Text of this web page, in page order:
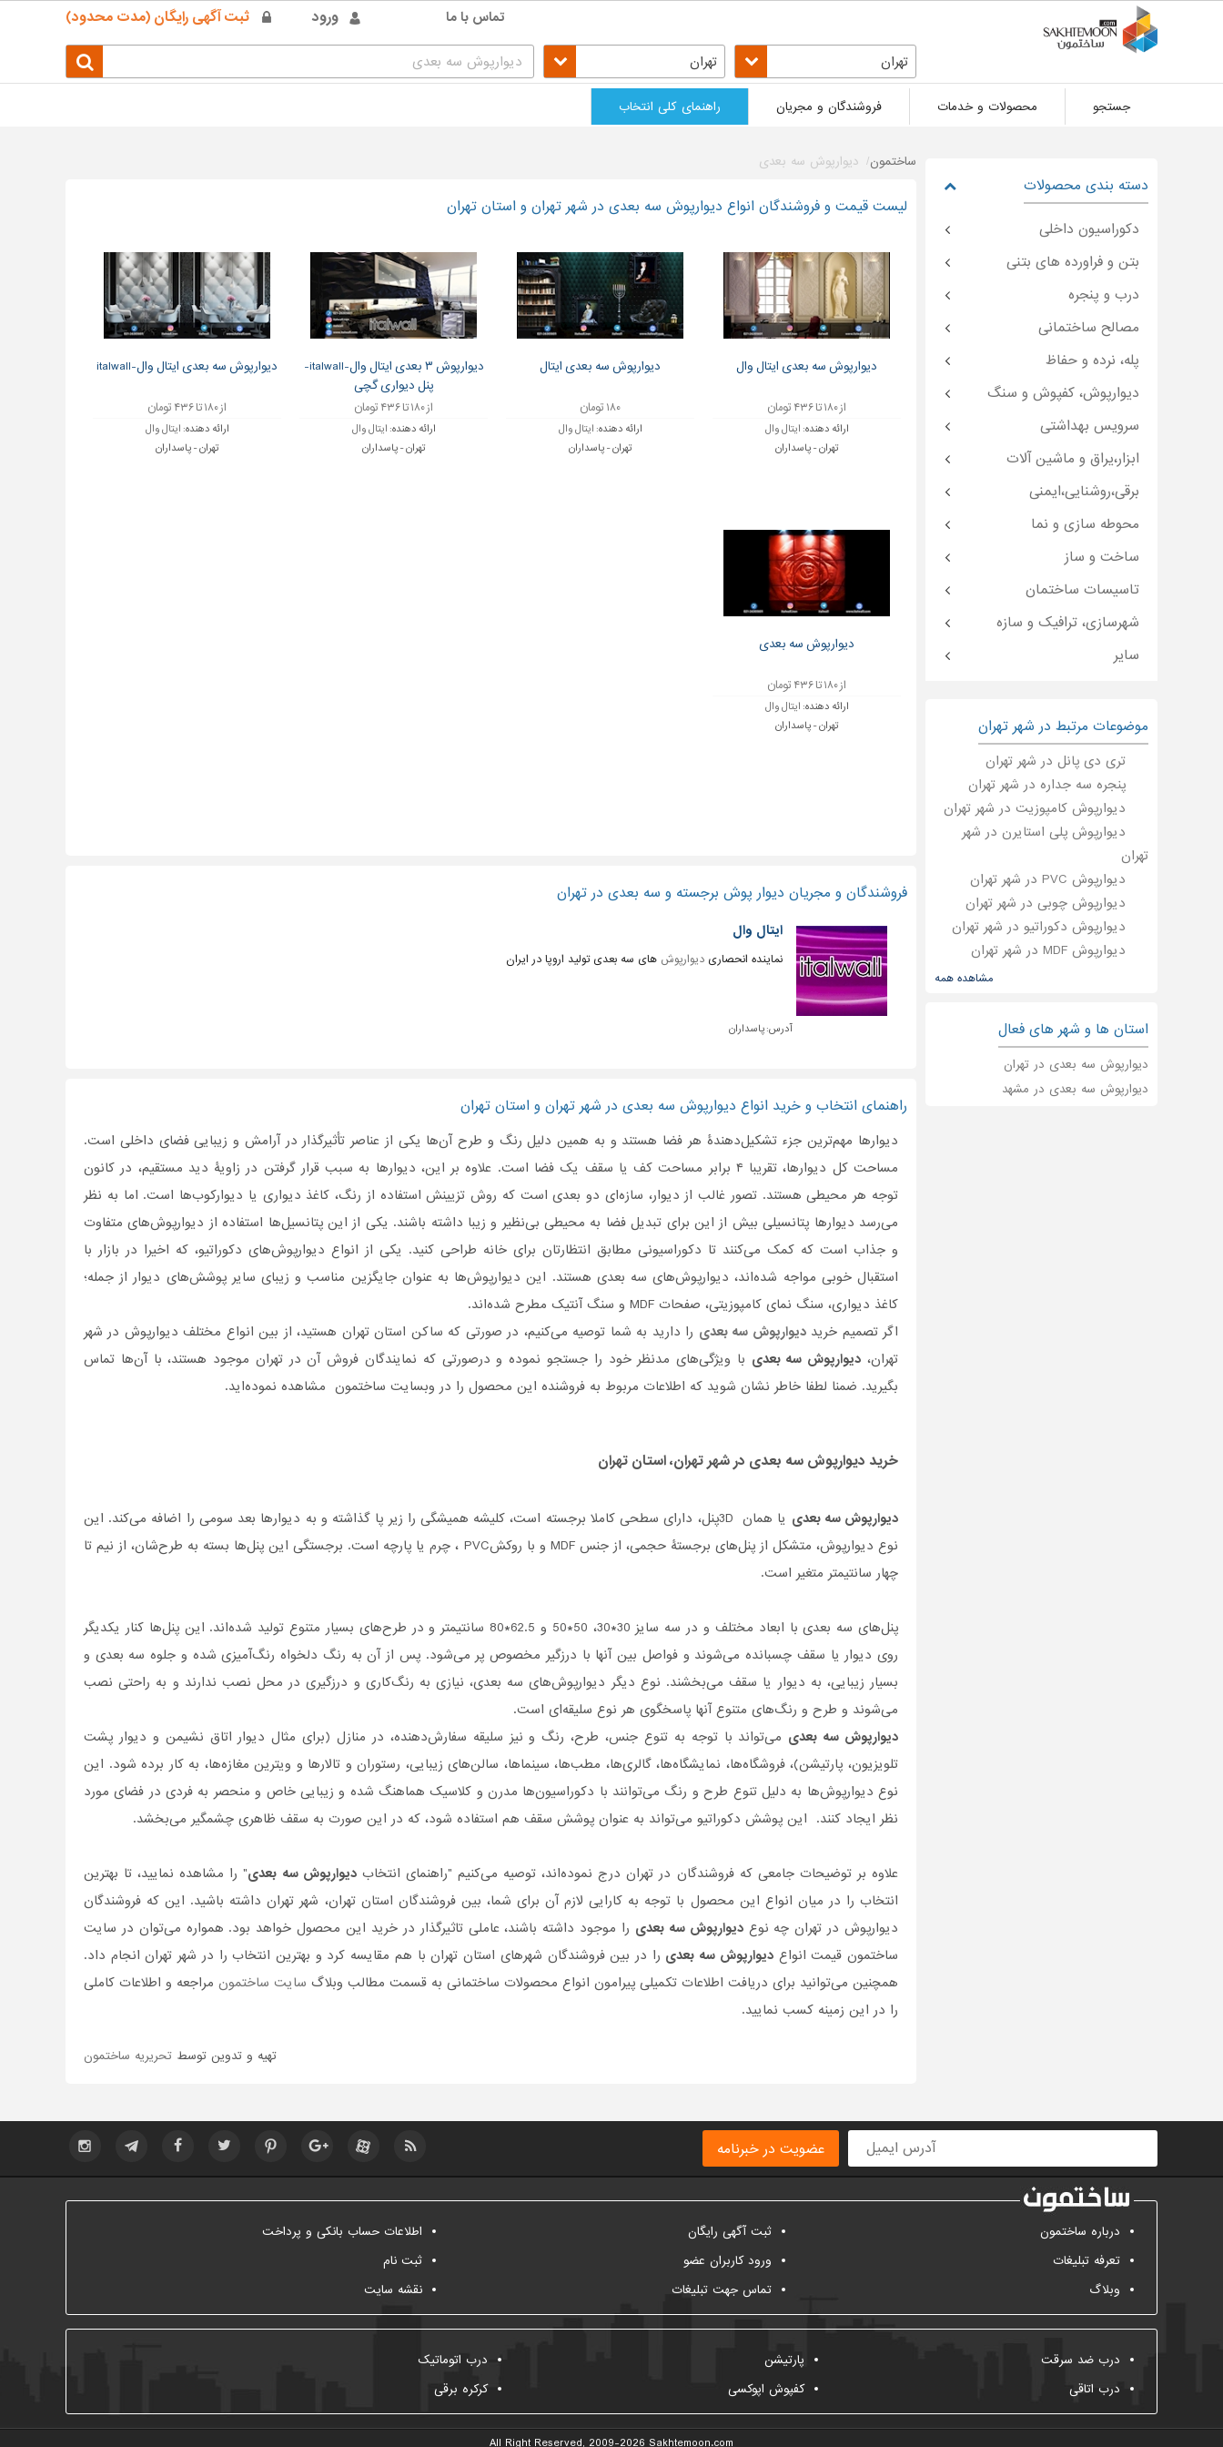
ورود ثبت آگهی رایگان (مدت محدود) تماس با ما
تهران تهران
جستجو محصولات و خدمات فروشندگان و مجریان راهنمای کلی انتخاب
ساختمون دیوارپوش سه بعدی
لیست قیمت و فروشندگان انواع دیوارپوش سه بعدی در شهر تهران و استان تهران
دیوارپوش سه بعدی ایتال وال
از ۱۸۰ تا ۴۳۶ تومان
ارائه دهنده: ایتال وال
تهران - پاسداران
دیوارپوش سه بعدی ایتال
۱۸۰ تومان
ارائه دهنده: ایتال وال
تهران - پاسداران
دیوارپوش ۳ بعدی ایتال وال-italwall-
پنل دیواری گچی
از ۱۸۰ تا ۴۳۶ تومان
ارائه دهنده: ایتال وال
تهران - پاسداران
دیوارپوش سه بعدی ایتال وال-italwall
از ۱۸۰ تا ۴۳۶ تومان
ارائه دهنده: ایتال وال
تهران - پاسداران
دیوارپوش سه بعدی
از ۱۸۰ تا ۴۳۶ تومان
ارائه دهنده: ایتال وال
تهران - پاسداران
فروشندگان و مجریان دیوار پوش برجسته و سه بعدی در تهران
ایتال وال
نماینده انحصاری دیوارپوش های سه بعدی تولید اروپا در ایران
آدرس:پاسداران
راهنمای انتخاب و خرید انواع دیوارپوش سه بعدی در شهر تهران و استان تهران
دیوارها مهم‌ترین جزء تشکیل‌دهندۀ هر فضا هستند و به همین دلیل رنگ و طرح آن‌ها یکی از عناصر تأثیرگذار در آرامش و زیبایی فضای داخلی است.
مساحت کل دیوارها، تقریبا ۴ برابر مساحت کف یا سقف یک فضا است. علاوه بر این، دیوارها به سبب قرار گرفتن در زاویۀ دید مستقیم، در کانون
توجه هر محیطی هستند. تصور غالب از دیوار، سازه‌ای دو بعدی است که روش تزیینش استفاده از رنگ، کاغذ دیواری یا دیوارکوب‌ها است. اما به نظر
می‌رسد دیوارها پتانسیلی بیش از این برای تبدیل فضا به محیطی بی‌نظیر و زیبا داشته باشند. یکی از این پتانسیل‌ها استفاده از دیوارپوش‌های متفاوت
و جذاب است که کمک می‌کنند تا دکوراسیونی مطابق انتظارتان برای خانه طراحی کنید. یکی از انواع دیوارپوش‌های دکوراتیو، که اخیرا در بازار با
استقبال خوبی مواجه شده‌اند، دیوارپوش‌های سه بعدی هستند. این دیوارپوش‌ها به عنوان جایگزین مناسب و زیبای سایر پوشش‌های دیوار از جمله؛
کاغذ دیواری، سنگ نمای کامپوزیتی، صفحات MDF و سنگ آنتیک مطرح شده‌اند.
اگر تصمیم خریددیوارپوش سه بعدی را دارید به شما توصیه می‌کنیم، در صورتی که ساکن استان تهران هستید، از بین انواع مختلف دیوارپوش در شهر
تهران، دیوارپوش سه بعدی با ویژگی‌های مدنظر خود را جستجو نموده و درصورتی‌ که نمایندگان فروش آن در تهران موجود هستند، با آن‌ها تماس
بگیرید. ضمنا لطفا خاطر نشان شوید که اطلاعات مربوط به فروشنده این محصول را در وبسایت ساختمون مشاهده نموده‌اید.
خرید دیوارپوش سه بعدی در شهر تهران، استان تهران
دیوارپوش سه بعدی
یا همان 3Dپنل، دارای سطحی کاملا برجسته است، کلیشه همیشگی را زیر پا گذاشته و به دیوارها بعد سومی را اضافه می‌کند. این
نوع دیوارپوش، متشکل از پنل‌های برجستۀ حجمی، از جنس MDF و با روکشPVC ، چرم یا پارچه است. برجستگی‌ این پنل‌ها بسته به طرح‌شان، از نیم تا
چهار سانتیمتر متغیر است.
پنل‌های سه بعدی با ابعاد مختلف و در سه سایز 30*30، 50*50 و 62.5*80 سانتیمتر و در طرح‌های بسیار متنوع تولید شده‌اند. این پنل‌ها کنار یکدیگر
روی دیوار یا سقف چسبانده می‌شوند و فواصل بین‌ آنها با درزگیر مخصوص پر می‌شود. پس از آن به رنگ دلخواه رنگ‌آمیزی شده و جلوه سه بعدی و
بسیار زیبایی، به دیوار یا سقف می‌بخشند. نوع دیگر دیوارپوش‌های سه بعدی، نیازی به رنگ‌کاری و درزگیری در محل نصب ندارند و به راحتی نصب
می‌شوند و طر‌ح و رنگ‌های متنوع آنها پاسخگوی هر نوع سلیقه‌ای است.
دیوارپوش سه بعدی می‌تواند با توجه به تنوع جنس، طرح، رنگ و نیز سلیقه سفارش‌دهنده، در منازل (برای مثال دیوار اتاق نشیمن و دیوار پشت
تلویزیون، پارتیشن)، فروشگاه‌ها، نمایشگاه‌ها، گالری‌ها، مطب‌ها، سینماها، سالن‌های زیبایی، رستوران‌ و تالارها و ویترین مغازه‌ها، به کار برده شود. این
نوع دیوارپوش‌ها به دلیل تنوع طرح و رنگ می‌توانند با دکوراسیون‌ها مدرن و کلاسیک هماهنگ شده و زیبایی خاص و منحصر به فردی در فضای مورد
نظر ایجاد کنند. این پوشش دکوراتیو می‌تواند به عنوان پوشش سقف هم استفاده شود، که در این صورت به سقف ظاهری چشمگیر می‌بخشد.
علاوه بر توضیحات جامعی که فروشندگان در تهران درج نموده‌اند، توصیه می‌کنیم "راهنمای انتخابدیوارپوش سه بعدی" را مشاهده نمایید، تا بهترین
انتخاب را در میان انواع این محصول با توجه به کارایی لازم آن برای شما، بین فروشندگان استان تهران، شهر تهران داشته باشید. این که فروشندگان
دیوارپوش در تهران چه نوعدیوارپوش سه بعدی را موجود داشته باشند، عاملی تاثیر‌گذار در خرید این محصول خواهد بود. همواره می‌توان در سایت
ساختمون قیمت انواعدیوارپوش سه بعدی را در بین فروشندگان شهرهای استان تهران با هم مقایسه کرد و بهترین انتخاب را در شهر تهران انجام داد.
همچنین می‌توانید برای دریافت اطلاعات تکمیلی پیرامون انواع محصولات ساختمانی به قسمت مطالب وبلاگ سایت ساختمون مراجعه و اطلاعات کاملی
را در این زمینه کسب نمایید.
تهیه و تدوین توسط تحریریه ساختمون
دسته بندی محصولات
دکوراسیون داخلی
بتن و فراورده های بتنی
درب و پنجره
مصالح ساختمانی
پله، نرده و حفاظ
دیوارپوش، کفپوش و سنگ
سرویس بهداشتی
ابزار،یراق و ماشین آلات
برقی،روشنایی،ایمنی
محوطه سازی و نما
ساخت و ساز
تاسیسات ساختمان
شهرسازی، ترافیک و سازه
سایر
موضوعات مرتبط در شهر تهران
تری دی پانل در شهر تهران
پنجره سه جداره در شهر تهران
دیوارپوش کامپوزیت در شهر تهران
دیوارپوش پلی استایرن در شهر
تهران
دیوارپوش PVC در شهر تهران
دیوارپوش چوبی در شهر تهران
دیوارپوش دکوراتیو در شهر تهران
دیوارپوش MDF در شهر تهران
مشاهده همه
استان ها و شهر های فعال
دیوارپوش سه بعدی در تهران
دیوارپوش سه بعدی در مشهد
عضویت در خبرنامه
درباره ساختمون
تعرفه تبلیغات
وبلاگ
ثبت آگهی رایگان
ورود کاربران عضو
تماس جهت تبلیغات
اطلاعات حساب بانکی و پرداخت
ثبت نام
نقشه سایت
درب ضد سرقت
درب اتاقی
پارتیشن
کفپوش اپوکسی
درب اتوماتیک
کرکره برقی
All Right Reserved, 2009-2026 Sakhtemoon.com